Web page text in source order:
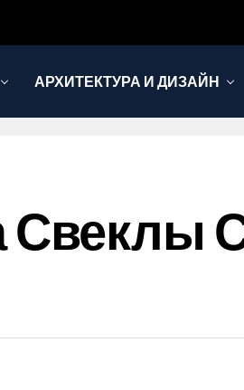
АРХИТЕКТУРА И ДИЗАЙН
Свеклы